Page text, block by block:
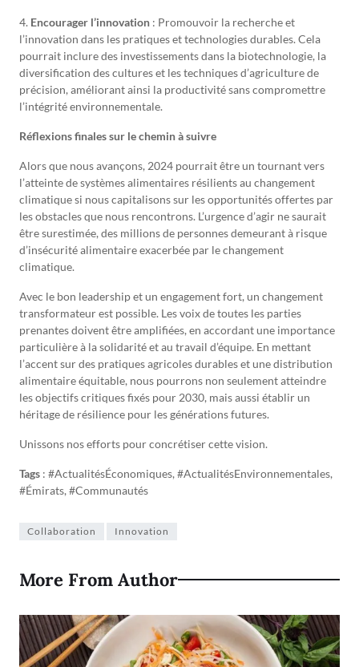
4. Encourager l’innovation : Promouvoir la recherche et
l’innovation dans les pratiques et technologies durables. Cela
pourrait inclure des investissements dans la biotechnologie, la
diversification des cultures et les techniques d’agriculture de
précision, améliorant ainsi la productivité sans compromettre
l’intégrité environnementale.
Réflexions finales sur le chemin à suivre
Alors que nous avançons, 2024 pourrait être un tournant vers
l’atteinte de systèmes alimentaires résilients au changement
climatique si nous capitalisons sur les opportunités offertes par
les obstacles que nous rencontrons. L’urgence d’agir ne saurait
être surestimée, des millions de personnes demeurant à risque
d’insécurité alimentaire exacerbée par le changement
climatique.
Avec le bon leadership et un engagement fort, un changement
transformateur est possible. Les voix de toutes les parties
prenantes doivent être amplifiées, en accordant une importance
particulière à la solidarité et au travail d’équipe. En mettant
l’accent sur des pratiques agricoles durables et une distribution
alimentaire équitable, nous pourrons non seulement atteindre
les objectifs critiques fixés pour 2030, mais aussi établir un
héritage de résilience pour les générations futures.
Unissons nos efforts pour concrétiser cette vision.
Tags : #ActualitésÉconomiques, #ActualitésEnvironnementales,
#Émirats, #Communautés
Collaboration Innovation
More From Author